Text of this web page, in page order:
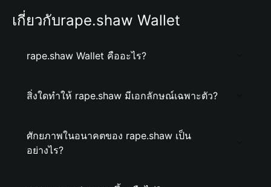
เกี่ยวกับrape.shaw Wallet
rape.shaw Wallet คืออะไร?
สิ่งใดทำให้ rape.shaw มีเอกลักษณ์เฉพาะตัว?
ศักยภาพในอนาคตของ rape.shaw เป็น
อย่างไร?